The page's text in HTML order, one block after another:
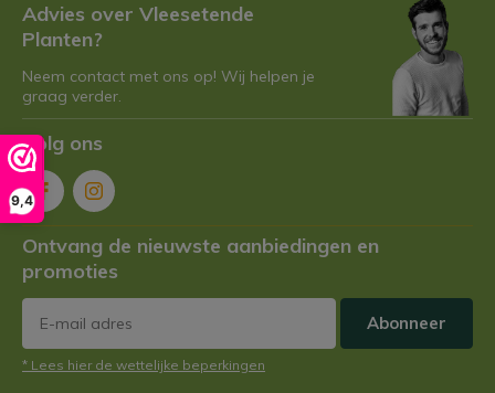
9,4
Advies over Vleesetende
Planten?
Neem contact met ons op! Wij helpen je
graag verder.
Volg ons
Ontvang de nieuwste aanbiedingen en
promoties
Abonneer
* Lees hier de wettelijke beperkingen